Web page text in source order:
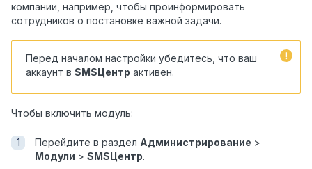
компании, например, чтобы проинформировать
сотрудников о постановке важной задачи.
Перед началом настройки убедитесь, что ваш
аккаунт в SMSЦентр активен.
Чтобы включить модуль:
Перейдите в раздел Администрирование >
Модули > SMSЦентр.